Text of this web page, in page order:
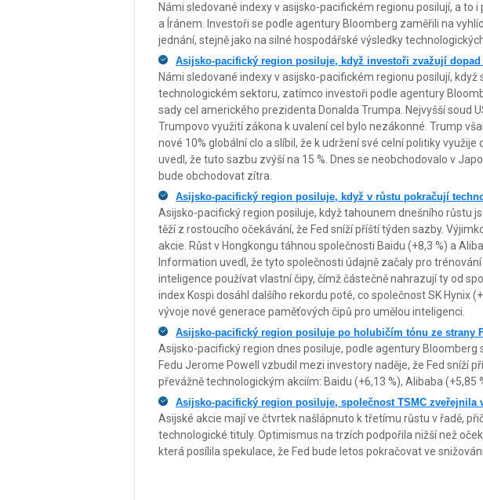
Námi sledované indexy v asijsko-pacifickém regionu posilují, a to
a Íránem. Investoři se podle agentury Bloomberg zaměřili na
jednání, stejně jako na silné hospodářské výsledky
Asijsko-pacifický region posiluje, když investoři zvažují dopad
Námi sledované indexy v asijsko-pacifickém regionu posilují,
technologickém sektoru, zatímco investoři podle agentury
sady cel amerického prezidenta Donalda Trumpa. Nejvyšší soud
Trumpovo využití zákona k uvalení cel bylo nezákonné. Trump
nové 10% globální clo a slíbil, že k udržení své celní politiky
uvedl, že tuto sazbu zvýší na 15 %. Dnes se neobchodovalo v
bude obchodovat zítra.
Asijsko-pacifický region posiluje, když v růstu pokračují
Asijsko-pacifický region posiluje, když tahounem dnešního růstu
těží z rostoucího očekávání, že Fed sníží příští týden sazby.
akcie. Růst v Hongkongu táhnou společnosti Baidu (+8,3 %) a
Information uvedl, že tyto společnosti údajně začaly pro
inteligence používat vlastní čipy, čímž částečně nahrazují ty od
index Kospi dosáhl dalšího rekordu poté, co společnost SK Hynix
vývoje nové generace paměťových čipů pro umělou inteligenci.
Asijsko-pacifický region posiluje po holubičím tónu ze strany
Asijsko-pacifický region dnes posiluje, podle agentury Bloomberg
Fedu Jerome Powell vzbudil mezi investory naděje, že Fed sníží
převážně technologickým akciím: Baidu (+6,13 %), Alibaba (+5,85
Asijsko-pacifický region posiluje, společnost TSMC zveřejnila
Asijské akcie mají ve čtvrtek našlápnuto k třetímu růstu v řadě,
technologické tituly. Optimismus na trzích podpořila nižší než
která posílila spekulace, že Fed bude letos pokračovat ve